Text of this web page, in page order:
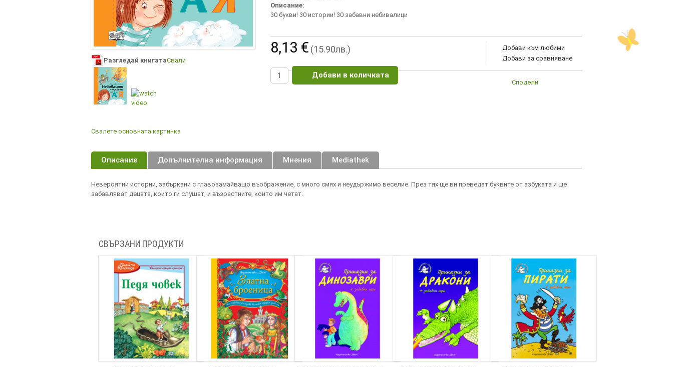
Разгледай книгатаСвали
Свалете основната картинка
Описание:
30 букви! 30 истории! 30 забавни небивалици
Добави към любими
Добави за сравняване
8,13 € (15.90лв.)
Добави в количката
Сподели
Описание Допълнителна информация Мнения Mediathek
Невероятни истории, забъркани с главозамайващо въображение, с много смях и неудържимо веселие. През тях ще ви преведат буквите от азбуката и ще
забавляват децата, които ги слушат, и възрастните, които им четат.
СВЪРЗАНИ ПРОДУКТИ